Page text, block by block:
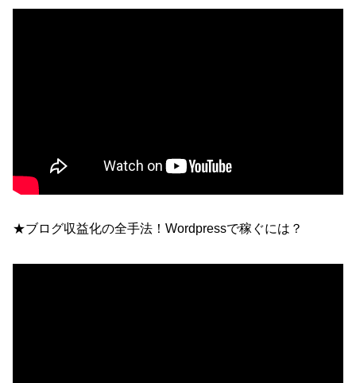
★ブログ収益化の全手法！Wordpressで稼ぐには？